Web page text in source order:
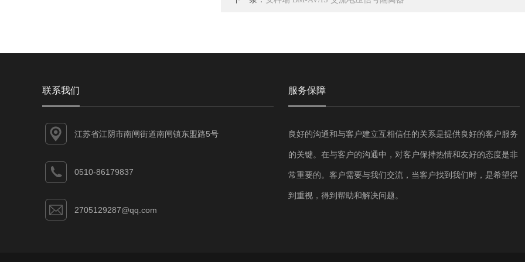
联系我们
江苏省江阴市南闸街道南闸镇东盟路5号
0510-86179837
2705129287@qq.com
服务保障
良好的沟通和与客户建立互相信任的关系是提供良好的客户服务
的关键。在与客户的沟通中，对客户保持热情和友好的态度是非
常重要的。客户需要与我们交流，当客户找到我们时，是希望得
到重视，得到帮助和解决问题。